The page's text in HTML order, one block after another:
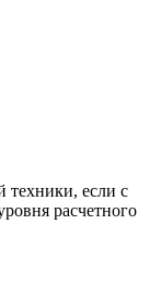
техники, если с
расчетного